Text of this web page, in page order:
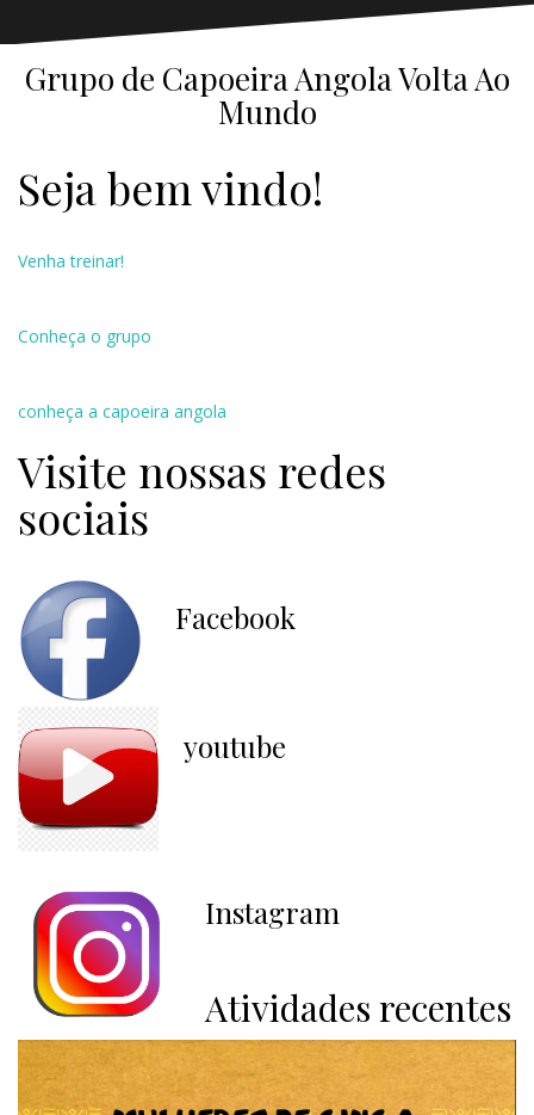
Grupo de Capoeira Angola Volta Ao
Mundo
Seja bem vindo!
Venha treinar!
Conheça o grupo
conheça a capoeira angola
Visite nossas redes
sociais
Facebook
youtube
Instagram
Atividades recentes